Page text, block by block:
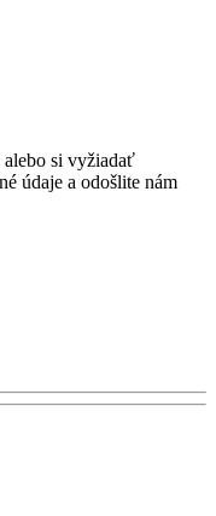
alebo si vyžiadať
údaje a odošlite nám